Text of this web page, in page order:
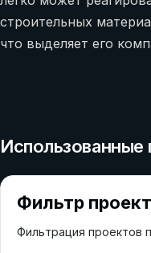
строительных
что выделяет его
Использованные
Фильтр
Фильтрация проектов